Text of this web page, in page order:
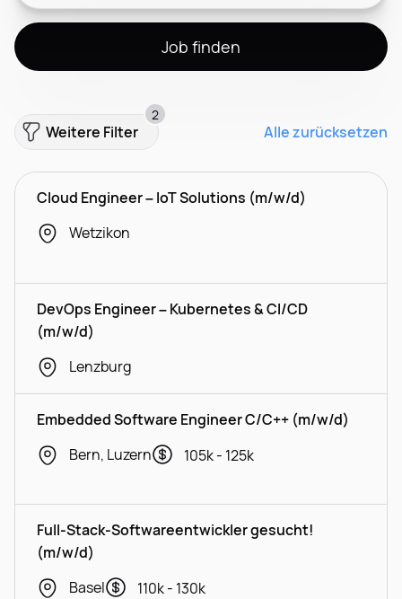
CH
Job finden
Weitere Filter
2
Alle zurücksetzen
Cloud Engineer – IoT Solutions (m/w/d)
Wetzikon
DevOps Engineer – Kubernetes & CI/CD
(m/w/d)
Lenzburg
Embedded Software Engineer C/C++ (m/w/d)
Bern, Luzern
105k - 125k
Full-Stack-Softwareentwickler gesucht!
(m/w/d)
Basel
110k - 130k